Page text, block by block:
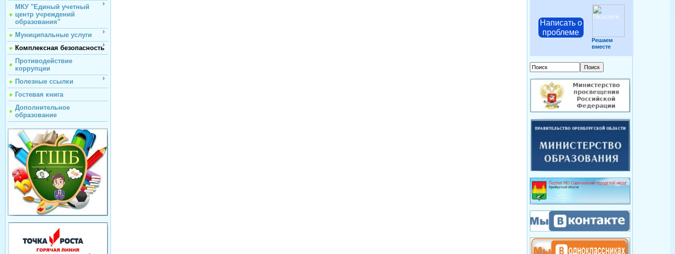
МКУ "Единый учетный
центр учреждений
образования"
Муниципальные услуги
Комплексная безопасность
Противодействие
коррупции
Полезные ссылки
Гостевая книга
Дополнительное
образование
Написать о
проблеме
Решаем
вместе